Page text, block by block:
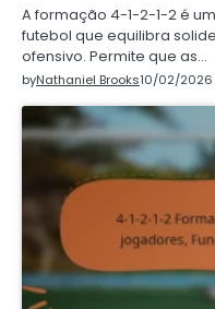
A formação 4-1-2-1-2 é
futebol que equilibra
ofensivo. Permite que as…
byNathaniel Brooks10/02/2026